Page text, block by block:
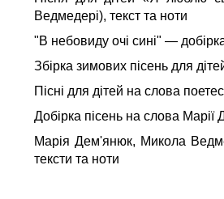
Ведмедері), текст та ноти
"В небовиду очі сині" —
Збірка зимових пісень для
Пісні для дітей на слова
Добірка пісень на слова
Марія Дем'янюк, Микола
тексти та ноти